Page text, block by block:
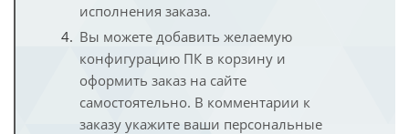
исполнения заказа.
Вы можете добавить желаемую
конфигурацию ПК в корзину и
оформить заказ на сайте
самостоятельно. В комментарии к
заказу укажите ваши персональные